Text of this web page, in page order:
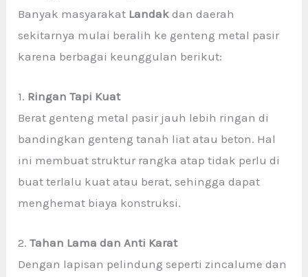
Banyak masyarakat Landak dan daerah
sekitarnya mulai beralih ke genteng metal pasir
karena berbagai keunggulan berikut:
1. Ringan Tapi Kuat
Berat genteng metal pasir jauh lebih ringan di
bandingkan genteng tanah liat atau beton. Hal
ini membuat struktur rangka atap tidak perlu di
buat terlalu kuat atau berat, sehingga dapat
menghemat biaya konstruksi.
2.Tahan Lama dan Anti Karat
Dengan lapisan pelindung seperti zincalume dan